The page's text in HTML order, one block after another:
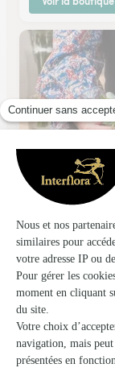
Au Camelia
Moissac
Voir la boutique